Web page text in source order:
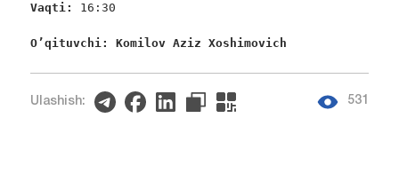
Vaqti: 16:30
O’qituvchi: Komilov Aziz Xoshimovich
Ulashish: 531